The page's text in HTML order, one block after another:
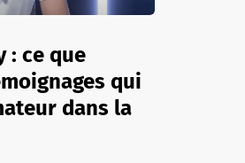
: ce que
qui
dans la